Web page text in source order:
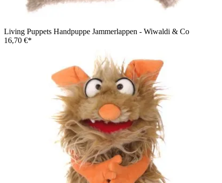
Living Puppets Handpuppe Jammerlappen - Wiwaldi & Co
16,70 €*